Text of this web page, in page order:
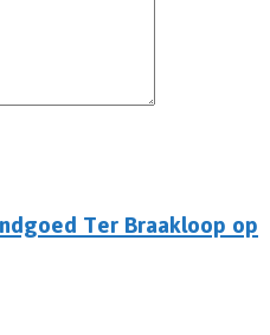
Ter Braakloop op